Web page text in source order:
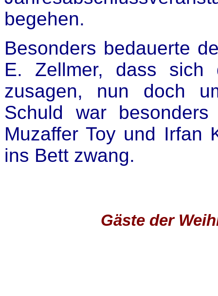
begehen.
Besonders bedauerte
E. Zellmer, dass
zusagen, nun doch
Schuld war
Muzaffer Toy und Irfan
ins Bett zwang.
Gäste der